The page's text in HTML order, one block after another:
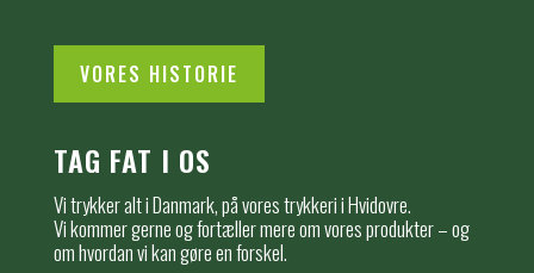
VORES HISTORIE
TAG FAT I OS
Vi trykker alt i Danmark, på vores trykkeri i Hvidovre.
Vi kommer gerne og fortæller mere om vores produkter – og
om hvordan vi kan gøre en forskel.